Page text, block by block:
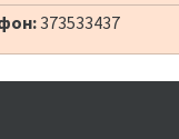
373533437